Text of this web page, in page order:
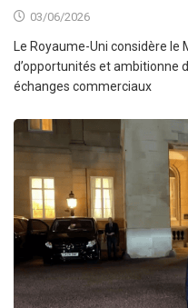
03/06/2026
Le Royaume-Uni considère le
d’opportunités et ambitionne
échanges commerciaux